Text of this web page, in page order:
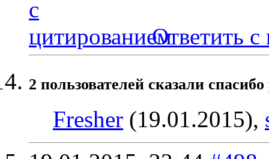
Ответить с
2 пользователей сказали
Fresher (19.01.2015),